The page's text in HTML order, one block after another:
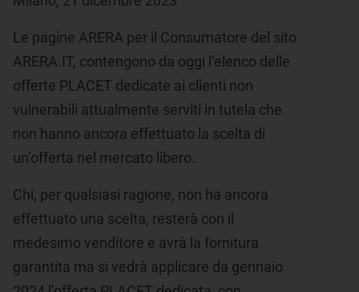
Le pagine ARERA per il Consumatore del sito
ARERA.IT, contengono da oggi l’elenco delle
offerte PLACET dedicate ai clienti non
vulnerabili attualmente serviti in tutela che
non hanno ancora effettuato la scelta di
un’offerta nel mercato libero.
Chi, per qualsiasi ragione, non ha ancora
effettuato una scelta, resterà con il
medesimo venditore e avrà la fornitura
garantita ma si vedrà applicare da gennaio